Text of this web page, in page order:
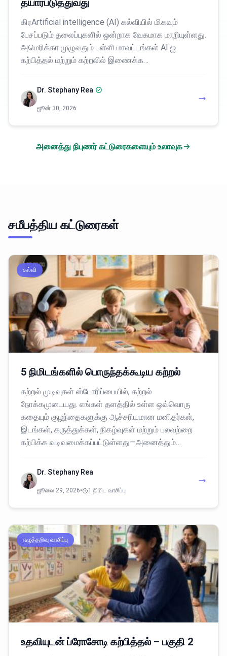
தயார்படுத்துவது
கிரArtificial intelligence (AI) கல்வியில் மிகவும்
பேசப்படும் தலைப்புகளில் ஒன்றாக வேகமாக மாறியுள்ளது.
அமெரிக்கா முழுவதும் பள்ளி மாவட்டங்கள் AI ஐ
கற்பித்தல் மற்றும் கற்றலில் இணைக்க…
Dr. Stephany Rea
ஜூன் 30, 2026
அனைத்து நிபுணர் கட்டுரைகளையும் உலாவுக
சமீபத்திய கட்டுரைகள்
கல்வி
5 நிமிடங்களில் பொருந்தக்கூடிய கற்றல்
கற்றல் முடிவுகள் ஸ்டோரிப்பையில், கற்றல்
நோக்கமுடையது. எங்கள் தளத்தில் உள்ள ஒவ்வொரு
கதையும் குழந்தைகளுக்கு ஆச்சரியமான மனிதர்கள்,
இடங்கள், கருத்துக்கள், நிகழ்வுகள் மற்றும் பலவற்றை
கற்பிக்க வடிவமைக்கப்பட்டுள்ளது—அனைத்தும்…
Dr. Stephany Rea
ஜூலை 29, 2026• 1 நிமிட வாசிப்பு
எழுத்தறிவு வாசிப்பு
உதவியுடன் ப்ரோசோடி கற்பித்தல் – பகுதி 2